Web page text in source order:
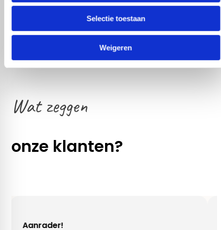
Selectie toestaan
Weigeren
Wat zeggen
onze klanten?